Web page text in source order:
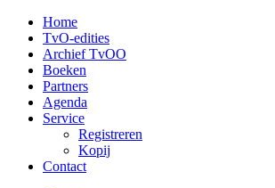
naar
inhoud
Home
TvO-edities
Archief TvOO
Boeken
Partners
Agenda
Service
Registreren
Kopij
Contact